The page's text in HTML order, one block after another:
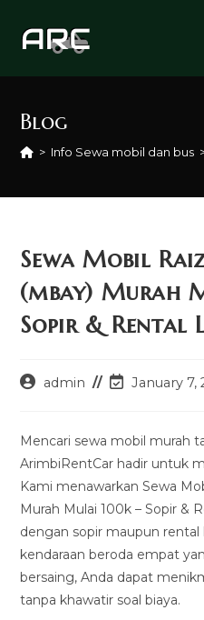
Blog
> Info Sewa mobil dan bus
Sewa Mobil
(mbay) Murah
Sopir & Rental
Postadmin
PostJanuary 7,
Mencari sewa mobil murah
ArimbiRentCar hadir untuk
Kami menawarkan Sewa
Murah Mulai 100k – Sopir &
dengan sopir maupun rental
kendaraan beroda empat
bersaing, Anda dapat
tanpa khawatir soal biaya.